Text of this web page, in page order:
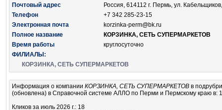
Почтовый адрес
Россия, 614112 г. Пермь, ул.
Телефон
+7 342 285-23-15
Электронная почта
korzinka-perm@bk.ru
Полное название
КОРЗИНКА, СЕТЬ СУПЕРМАРКЕТОВ
Время работы
круглосуточно
ФИЛИАЛЫ:
КОРЗИНКА, СЕТЬ СУПЕРМАРКЕТОВ
Информация о компании КОРЗИНКА, СЕТЬ СУПЕРМАРКЕТОВ в
(обновлена) в Справочной системе АЛЛО по Перми и Пермскому краю в:
Кликов за июль 2026 г.: 18